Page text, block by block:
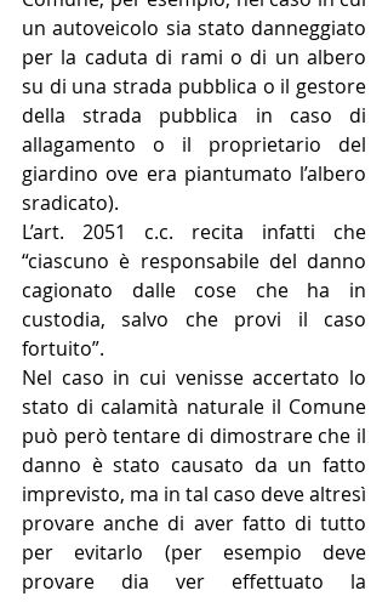
un autoveicolo sia stato danneggiato
per la caduta di rami o di un albero
su di una strada pubblica o il gestore
della strada pubblica in caso di
allagamento o il proprietario del
giardino ove era piantumato l’albero
sradicato).
L’art. 2051 c.c. recita infatti che
“ciascuno è responsabile del danno
cagionato dalle cose che ha in
custodia, salvo che provi il caso
fortuito”.
Nel caso in cui venisse accertato lo
stato di calamità naturale il Comune
può però tentare di dimostrare che il
danno è stato causato da un fatto
imprevisto, ma in tal caso deve altresì
provare anche di aver fatto di tutto
per evitarlo (per esempio deve
provare dia ver effettuato la